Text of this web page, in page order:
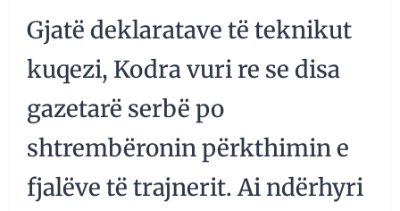
Gjatë deklaratave të teknikut
kuqezi, Kodra vuri re se disa
gazetarë serbë po
shtrembëronin përkthimin e
fjalëve të trajnerit. Ai ndërhyri